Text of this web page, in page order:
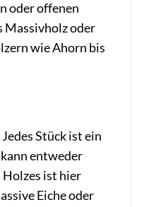
oder offenen
Massivholz oder
wie Ahorn bis
Stück ist ein
entweder
Holzes ist hier
Eiche oder